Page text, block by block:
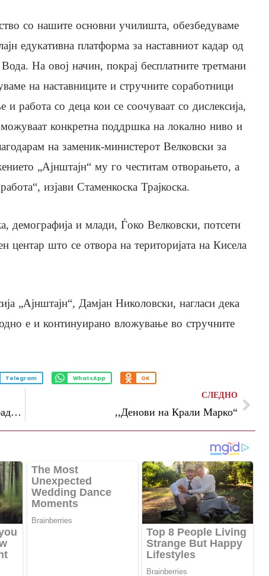
со нашите основни училишта, обезбедуваме
едукативна платформа за наставниот кадар од
На овој начин, покрај бесплатните третмани
на наставниците и стручните соработници
работа со деца кои се соочуваат со дислексија,
конкретна поддршка на локално ниво и
на заменик-министерот Велковски за
„Ајнштајн“ му го честитам отворањето, а
изјави Стаменкоска Трајкоска.
демографија и млади, Ѓоко Велковски, потсети
центар што се отвора на територијата на Кисела
„Ајнштајн“, Дамјан Николовски, нагласи дека
е и континуирано вложување во стручните
Telegram WhatsApp OK
„Квадрил 2026“ во Гевгелија: матурска радост на плоштадот
СЛЕДНО
,,Денови на Крали Марко“